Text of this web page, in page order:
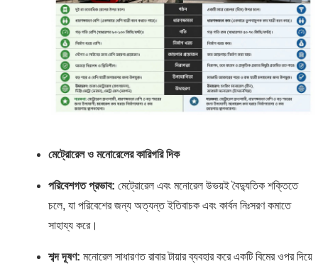
মেট্রোরেল ও মনোরেলের কারিগরি দিক
পরিবেশগত প্রভাব: মেট্রোরেল এবং মনোরেল উভয়ই বৈদ্যুতিক শক্তিতে
চলে, যা পরিবেশের জন্য অত্যন্ত ইতিবাচক এবং কার্বন নিঃসরণ কমাতে
সাহায্য করে।
শব্দ দূষণ: মনোরেল সাধারণত রাবার টায়ার ব্যবহার করে একটি বিমের ওপর দিয়ে